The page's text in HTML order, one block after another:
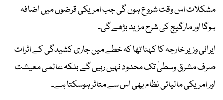
مشکلات اس وقت شروع ہوں گی جب امریکی قرضوں میں اضافہ
ہوگا اور مارگیج کی شرح مزید بڑھے گی۔
ایرانی وزیر خارجہ کا کہنا تھا کہ خطے میں جاری کشیدگی کے اثرات
صرف مشرق وسطیٰ تک محدود نہیں رہیں گے بلکہ عالمی معیشت
اور امریکی مالیاتی نظام بھی اس سے متاثر ہوسکتا ہے۔